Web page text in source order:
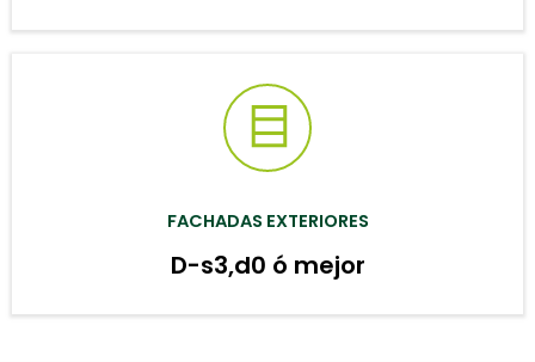
FACHADAS EXTERIORES
D-s3,d0 ó mejor